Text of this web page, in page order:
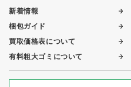
新着情報
梱包ガイド
買取価格表について
有料粗大ゴミについて